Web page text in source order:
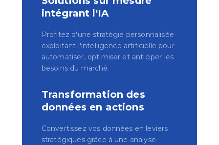
intégrant l'IA
Profitez d'une stratégie personnalisée
exploitant l'intelligence artificielle pour
automatiser, optimiser et anticiper les
besoins du marché.
Transformation des
données en actions
Convertissez vos données en leviers
stratégiques grâce à une analyse